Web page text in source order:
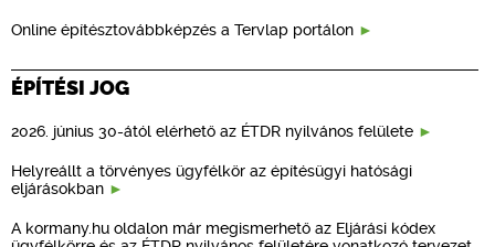
Online építésztovábbképzés a Tervlap portálon
ÉPÍTÉSI JOG
2026. június 30-ától elérhető az ÉTDR nyilvános felülete
Helyreállt a törvényes ügyfélkör az építésügyi hatósági
eljárásokban
A kormany.hu oldalon már megismerhető az Eljárási kódex